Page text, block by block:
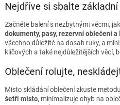
Nejdříve si sbalte základní
Začněte balení s nezbytnými věcmi,
dokumenty, pasy, rezervní oblečení a
všechno důležité na dosah ruky, a
klíčových a také nejdůležitějších věcí,
Oblečení rolujte,
Místo skládání oblečení zkuste
šetří místo, minimalizuje ohyb na